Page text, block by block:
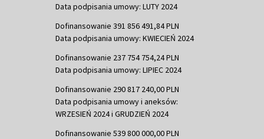
Data podpisania umowy: LUTY 2024
Dofinansowanie 391 856 491,84 PLN
Data podpisania umowy: KWIECIEŃ 2024
Dofinansowanie 237 754 754,24 PLN
Data podpisania umowy: LIPIEC 2024
Dofinansowanie 290 817 240,00 PLN
Data podpisania umowy i aneksów:
WRZESIEŃ 2024 i GRUDZIEŃ 2024
Dofinansowanie 539 800 000,00 PLN